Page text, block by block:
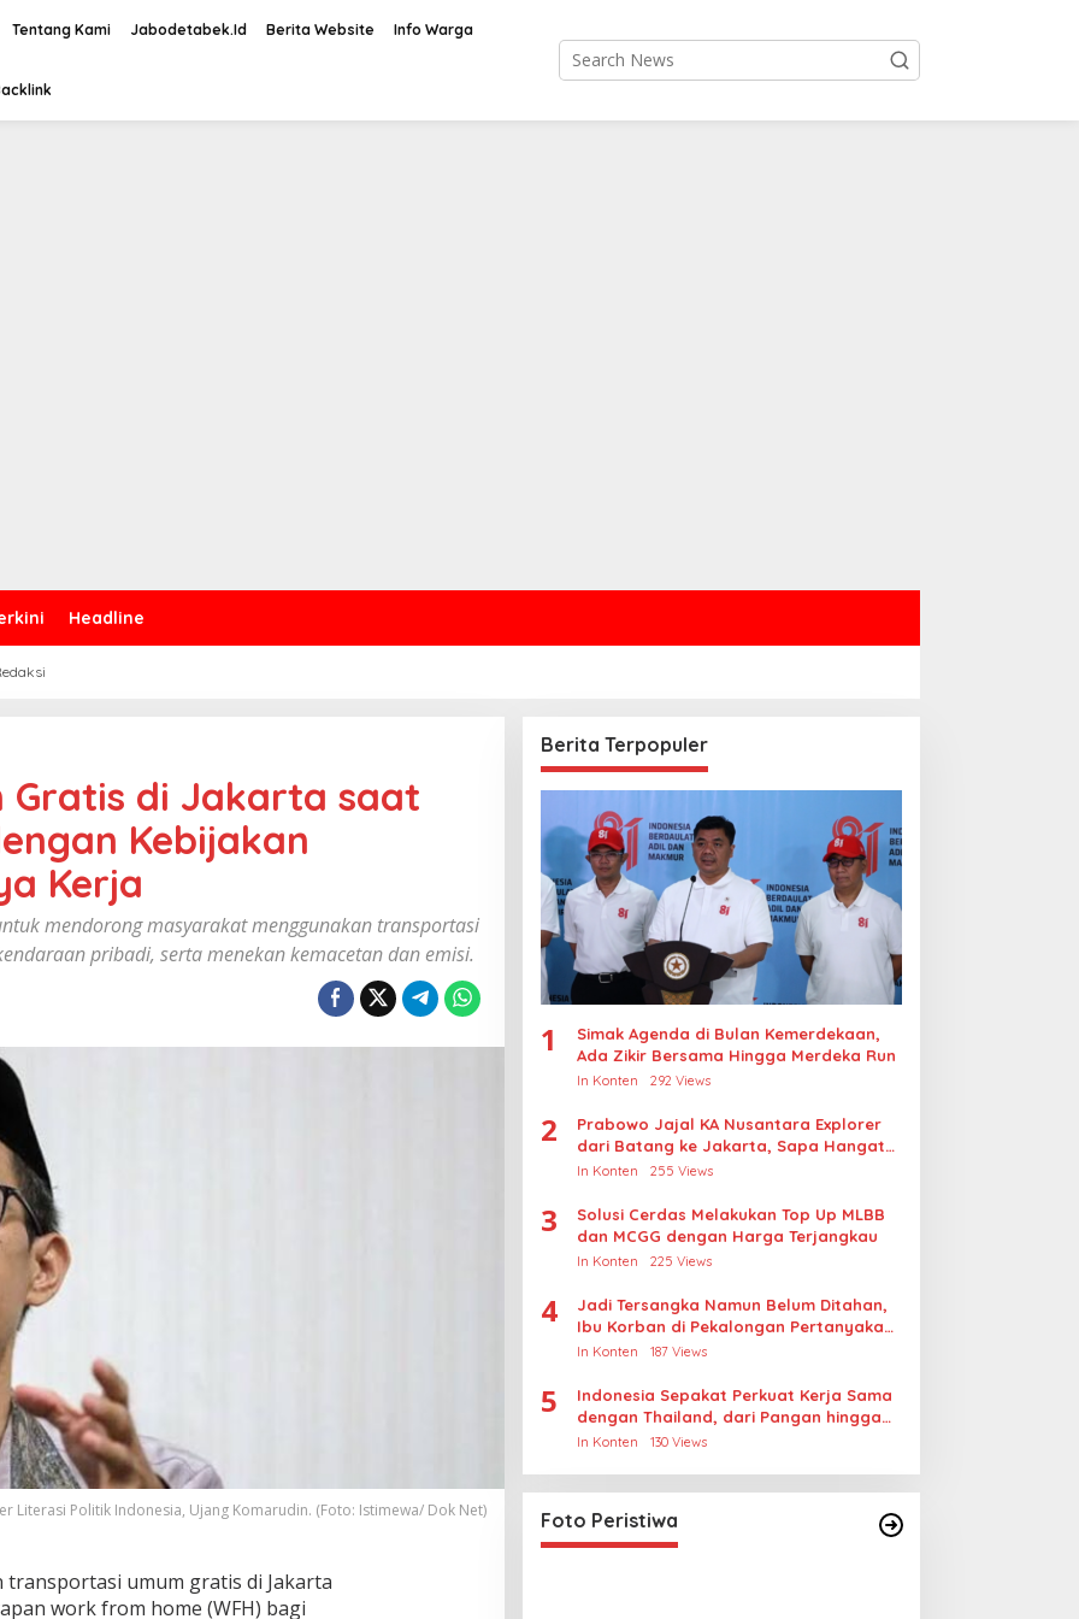
Tentang Kami Jabodetabek.Id Berita Website Info Warga
Headline
Gratis di Jakarta saat
Kebijakan
Kerja
mendorong masyarakat menggunakan transportasi
pribadi, serta menekan kemacetan dan emisi.
Literasi Politik Indonesia, Ujang Komarudin. (Foto: Istimewa/ Dok Net)
transportasi umum gratis di Jakarta
work from home (WFH) bagi
Berita Terpopuler
1
Simak Agenda di Bulan Kemerdekaan,
Ada Zikir Bersama Hingga Merdeka Run
In Konten 292 Views
2
Prabowo Jajal KA Nusantara Explorer
dari Batang ke Jakarta, Sapa Hangat
Warga
In Konten 255 Views
3
Solusi Cerdas Melakukan Top Up MLBB
dan MCGG dengan Harga Terjangkau
In Konten 225 Views
4
Jadi Tersangka Namun Belum Ditahan,
Ibu Korban di Pekalongan Pertanyakan
Keseriusan Polisi Tangani Kasus
In Konten 187 Views
5
Indonesia Sepakat Perkuat Kerja Sama
dengan Thailand, dari Pangan hingga
Ekonomi Digital
In Konten 130 Views
Foto Peristiwa
Pria Diduga Bunuh Diri di Jalur Rel
KA Blambangan-Pasar Senen,
Kepala Putus Hingga Kaki Korban
In Foto Peristiwa April 27, 2026
Gabungan dan Penembakan
Senjata Khusus TNI
In Foto Peristiwa |